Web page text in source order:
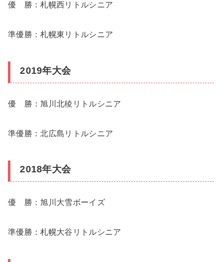
優 勝：札幌西リトルシニア
準優勝：札幌東リトルシニア
2019年大会
優 勝：旭川北稜リトルシニア
準優勝：北広島リトルシニア
2018年大会
優 勝：旭川大雪ボーイズ
準優勝：札幌大谷リトルシニア